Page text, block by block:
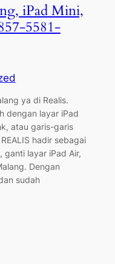
iPad Mini,
5581-
ya di Realis.
dengan layar iPad
atau garis-garis
hadir sebagai
ganti layar iPad Air,
Dengan
sudah